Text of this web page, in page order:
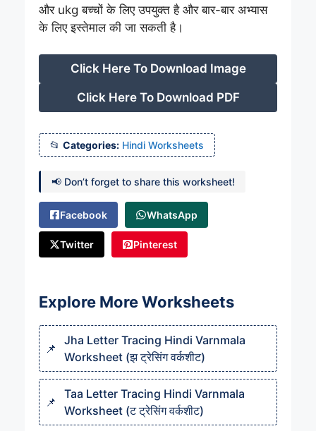
और ukg बच्चों के लिए उपयुक्त है और बार-बार अभ्यास
के लिए इस्तेमाल की जा सकती है।
Click Here To Download Image
Click Here To Download PDF
Categories: Hindi Worksheets
📢 Don’t forget to share this worksheet!
Facebook WhatsApp
Twitter Pinterest
Explore More Worksheets
Jha Letter Tracing Hindi Varnmala
Worksheet (झ ट्रेसिंग वर्कशीट)
Taa Letter Tracing Hindi Varnmala
Worksheet (ट ट्रेसिंग वर्कशीट)